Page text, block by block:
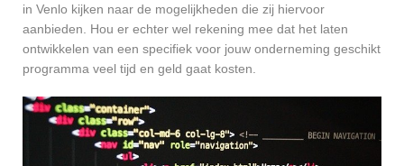
in Venlo kijken naar de mogelijkheden die zij hiervoor
aanbieden. Hou er echter wel rekening mee dat het laten
ontwikkelen van een specifiek voor jouw onderneming geschikt
programma veel tijd en geld gaat kosten.